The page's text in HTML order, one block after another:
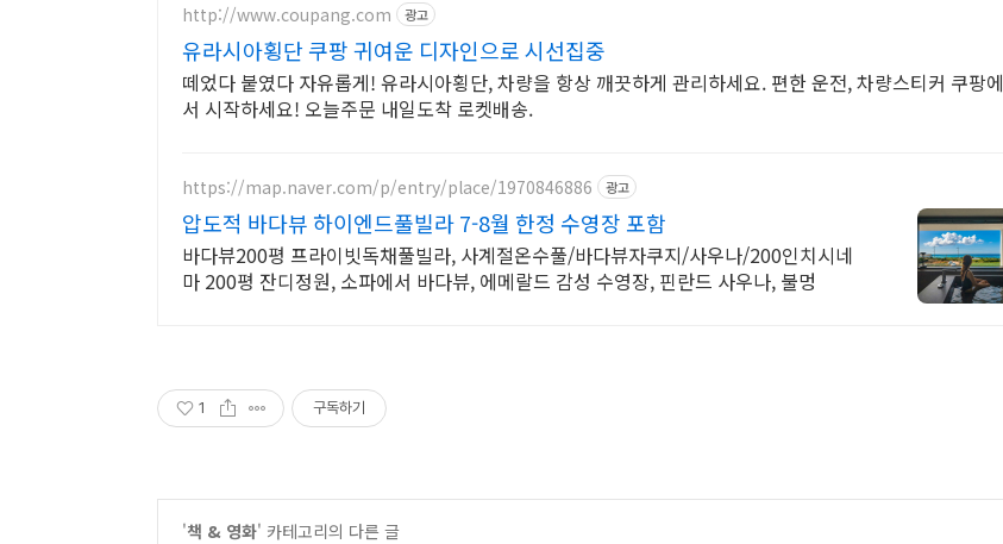
http://www.coupang.com 광고
유라시아횡단 쿠팡 귀여운 디자인으로 시선집중
떼었다 붙였다 자유롭게! 유라시아횡단, 차량을 항상 깨끗하게 관리하세요. 편한 운전, 차량스티커 쿠팡에
서 시작하세요! 오늘주문 내일도착 로켓배송.
https://map.naver.com/p/entry/place/1970846886 광고
압도적 바다뷰 하이엔드풀빌라 7-8월 한정 수영장 포함
바다뷰200평 프라이빗독채풀빌라, 사계절온수풀/바다뷰자쿠지/사우나/200인치시네
마 200평 잔디정원, 소파에서 바다뷰, 에메랄드 감성 수영장, 핀란드 사우나, 불멍
1 구독하기
'책 & 영화' 카테고리의 다른 글